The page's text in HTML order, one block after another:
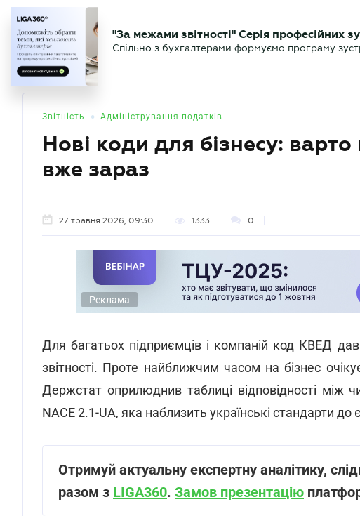
БУХГАЛТЕР Новини Аналітика Календар
"За межами звітності" Серія професійних
Спільно з бухгалтерами формуємо програму
Звітність • Адміністрування податків
Нові коди для бізнесу:
вже зараз
27 травня 2026, 09:30 1333 0
Реклама
Для багатьох підприємців і компаній код КВЕД
звітності. Проте найближчим часом на бізнес
Держстат оприлюднив таблиці відповідності
NACE 2.1-UA, яка наблизить українські стандарти
Отримуй актуальну експертну аналітику,
разом з LIGA360. Замов презентацію